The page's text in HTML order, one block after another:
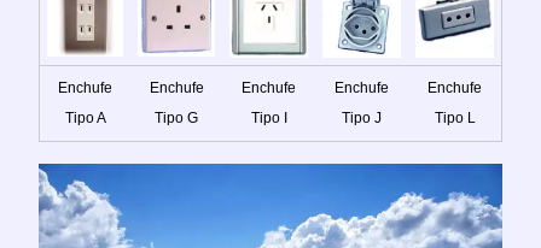
Enchufe
Tipo A
Enchufe
Tipo G
Enchufe
Tipo I
Enchufe
Tipo J
Enchufe
Tipo L